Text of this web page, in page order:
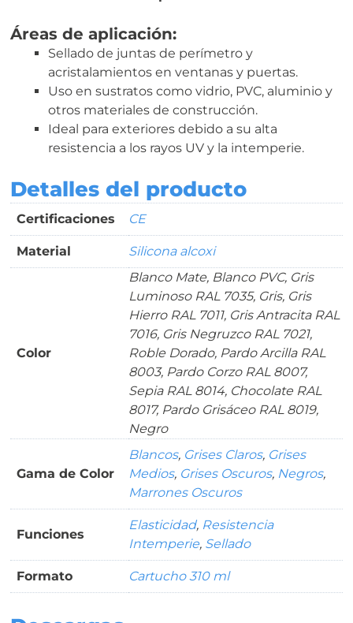
Áreas de aplicación:
Sellado de juntas de perímetro y
acristalamientos en ventanas y puertas.
Uso en sustratos como vidrio, PVC, aluminio y
otros materiales de construcción.
Ideal para exteriores debido a su alta
resistencia a los rayos UV y la intemperie.
Detalles del producto
Certificaciones CE
Material Silicona alcoxi
Color
Blanco Mate, Blanco PVC, Gris
Luminoso RAL 7035, Gris, Gris
Hierro RAL 7011, Gris Antracita RAL
7016, Gris Negruzco RAL 7021,
Roble Dorado, Pardo Arcilla RAL
8003, Pardo Corzo RAL 8007,
Sepia RAL 8014, Chocolate RAL
8017, Pardo Grisáceo RAL 8019,
Negro
Gama de Color
Blancos, Grises Claros, Grises
Medios, Grises Oscuros, Negros,
Marrones Oscuros
Funciones
Elasticidad, Resistencia
Intemperie, Sellado
Formato Cartucho 310 ml